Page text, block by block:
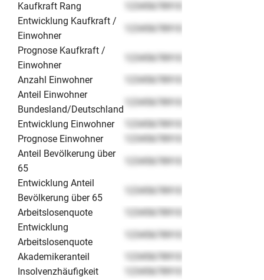
Kaufkraft Rang
12345678910
Entwicklung Kaufkraft /
Einwohner
12345678910
Prognose Kaufkraft /
Einwohner
12345678910
Anzahl Einwohner
12345678910
Anteil Einwohner
Bundesland/Deutschland
12345678910
Entwicklung Einwohner
12345678910
Prognose Einwohner
12345678910
Anteil Bevölkerung über
65
12345678910
Entwicklung Anteil
Bevölkerung über 65
12345678910
Arbeitslosenquote
12345678910
Entwicklung
Arbeitslosenquote
12345678910
Akademikeranteil
12345678910
Insolvenzhäufigkeit
12345678910